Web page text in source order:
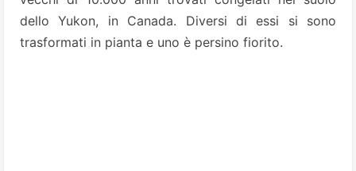
dello Yukon, in Canada. Diversi di essi si sono
trasformati in pianta e uno è persino fiorito.